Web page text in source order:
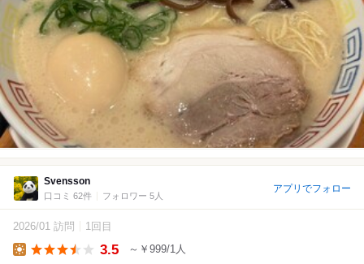
Svensson
口コミ 62件 フォロワー 5人
アプリでフォロー
2026/01 訪問 1回目
3.5 ～￥999/1人